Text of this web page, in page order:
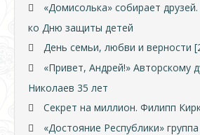
«Домисолька» собирает
ко Дню защиты детей
День семьи, любви и верности
«Привет, Андрей!» Авторскому
Николаев 35 лет
Секрет на миллион. Филипп
«Достояние Республики»